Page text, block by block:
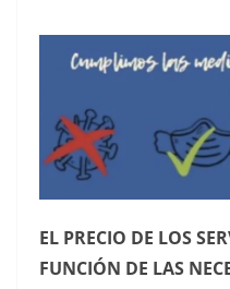
EL PRECIO DE LOS
FUNCIÓN DE LAS